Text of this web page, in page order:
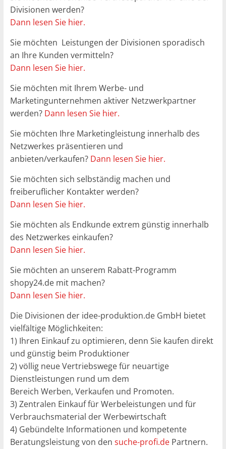
Divisionen werden?
Dann lesen Sie hier.
Sie möchten Leistungen der Divisionen sporadisch
an Ihre Kunden vermitteln?
Dann lesen Sie hier.
Sie möchten mit Ihrem Werbe- und
Marketingunternehmen aktiver Netzwerkpartner
werden? Dann lesen Sie hier.
Sie möchten Ihre Marketingleistung innerhalb des
Netzwerkes präsentieren und
anbieten/verkaufen? Dann lesen Sie hier.
Sie möchten sich selbständig machen und
freiberuflicher Kontakter werden?
Dann lesen Sie hier.
Sie möchten als Endkunde extrem günstig innerhalb
des Netzwerkes einkaufen?
Dann lesen Sie hier.
Sie möchten an unserem Rabatt-Programm
shopy24.de mit machen?
Dann lesen Sie hier.
Die Divisionen der idee-produktion.de GmbH bietet
vielfältige Möglichkeiten:
1) Ihren Einkauf zu optimieren, denn Sie kaufen direkt
und günstig beim Produktioner
2) völlig neue Vertriebswege für neuartige
Dienstleistungen rund um dem
Bereich Werben, Verkaufen und Promoten.
3) Zentralen Einkauf für Werbeleistungen und für
Verbrauchsmaterial der Werbewirtschaft
4) Gebündelte Informationen und kompetente
Beratungsleistung von den suche-profi.dePartnern.